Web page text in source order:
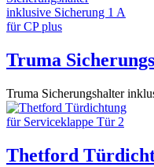
Truma
Truma Sicherungshalter
Thetford